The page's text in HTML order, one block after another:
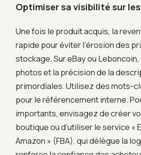
Optimiser sa visibilité sur
Une fois le produit acquis, la
rapide pour éviter l’érosion des
stockage. Sur eBay ou
photos et la précision de la
primordiales. Utilisez des mots-
pour le référencement interne.
importants, envisagez de créer
boutique ou d’utiliser le service «
Amazon » (FBA), qui délègue la